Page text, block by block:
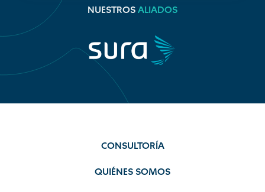
NUESTROS ALIADOS
CONSULTORÍA
QUIÉNES SOMOS